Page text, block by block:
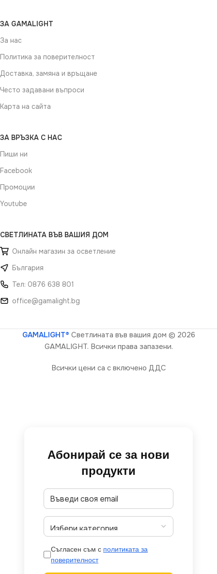
ЗА GAMALIGHT
За нас
Политика за поверителност
Доставка, замяна и връщане
Често задавани въпроси
Карта на сайта
ЗА ВРЪЗКА С НАС
Пиши ни
Facebook
Промоции
Youtube
СВЕТЛИНАТА ВЪВ ВАШИЯ ДОМ
Онлайн магазин за осветление
България
Тел: 0876 638 801
office@gamalight.bg
GAMALIGHT® Светлината във вашия дом © 2026
GAMALIGHT. Всички права запазени.
Всички цени са с включено ДДС
Абонирай се за нови
продукти
Съгласен съм с политиката за
поверителност